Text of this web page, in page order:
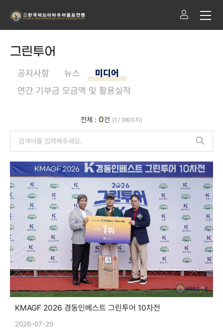
그린투어
공지사항 뉴스
미디어
연간 기부금 모금액 및 활용실적
전체 : 0건 (1 / 1페이지)
KMAGF 2026 경동인베스트 그린투어 10차전
2026-07-29